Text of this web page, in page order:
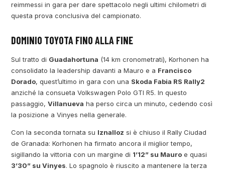
reimmessi in gara per dare spettacolo negli ultimi chilometri di
questa prova conclusiva del campionato.
DOMINIO TOYOTA FINO ALLA FINE
Sul tratto di Guadahortuna (14 km cronometrati), Korhonen ha
consolidato la leadership davanti a Mauro e a Francisco
Dorado, quest’ultimo in gara con una Skoda Fabia RS Rally2
anziché la consueta Volkswagen Polo GTI R5. In questo
passaggio,Villanueva ha perso circa un minuto, cedendo così
la posizione a Vinyes nella generale.
Con la seconda tornata su Iznalloz si è chiuso il Rally Ciudad
de Granada: Korhonen ha firmato ancora il miglior tempo,
sigillando la vittoria con un margine di 1’12” su Mauro e quasi
3’30” su Vinyes. Lo spagnolo è riuscito a mantenere la terza